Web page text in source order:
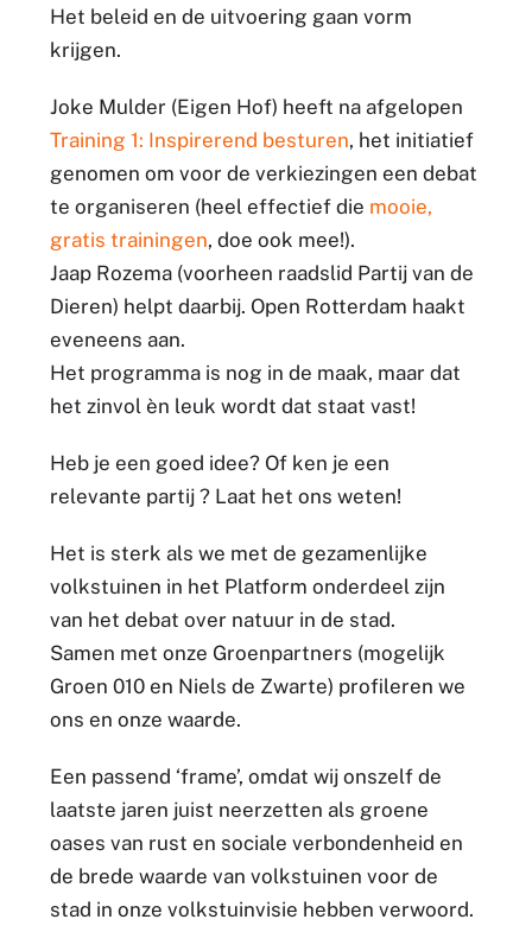
Het beleid en de uitvoering gaan vorm
krijgen.
Joke Mulder (Eigen Hof) heeft na afgelopen
Training 1: Inspirerend besturen, het initiatief
genomen om voor de verkiezingen een debat
te organiseren (heel effectief die mooie,
gratis trainingen, doe ook mee!).
Jaap Rozema (voorheen raadslid Partij van de
Dieren) helpt daarbij. Open Rotterdam haakt
eveneens aan.
Het programma is nog in de maak, maar dat
het zinvol èn leuk wordt dat staat vast!
Heb je een goed idee? Of ken je een
relevante partij ? Laat het ons weten!
Het is sterk als we met de gezamenlijke
volkstuinen in het Platform onderdeel zijn
van het debat over natuur in de stad.
Samen met onze Groenpartners (mogelijk
Groen 010 en Niels de Zwarte) profileren we
ons en onze waarde.
Een passend ‘frame’, omdat wij onszelf de
laatste jaren juist neerzetten als groene
oases van rust en sociale verbondenheid en
de brede waarde van volkstuinen voor de
stad in onze volkstuinvisie hebben verwoord.